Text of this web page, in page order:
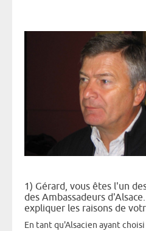
1) Gérard, vous êtes l'un
des Ambassadeurs
expliquer les raisons de
En tant qu'Alsacien ayant